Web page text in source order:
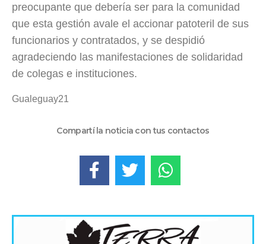
preocupante que debería ser para la comunidad
que esta gestión avale el accionar patoteril de sus
funcionarios y contratados, y se despidió
agradeciendo las manifestaciones de solidaridad
de colegas e instituciones.
Gualeguay21
Compartí la noticia con tus contactos